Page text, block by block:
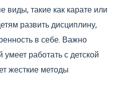
такие как карате или
развить дисциплину,
в себе. Важно
работать с детской
жесткие методы